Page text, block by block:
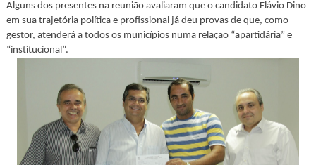
Alguns dos presentes na reunião avaliaram que o candidato Flávio Dino
em sua trajetória política e profissional já deu provas de que, como
gestor, atenderá a todos os municípios numa relação “apartidária” e
“institucional”.